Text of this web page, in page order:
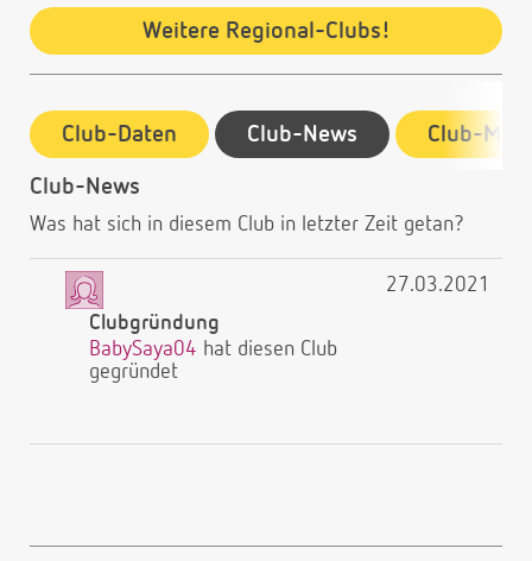
Weitere Regional-Clubs!
Club-Daten Club-News Club-
Club-News
Was hat sich in diesem Club in letzter Zeit getan?
Clubgründung
BabySaya04 hat diesen Club
gegründet
27.03.2021